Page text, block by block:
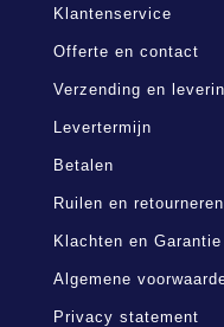
Klantenservice
Offerte en contact
Verzending en
Levertermijn
Betalen
Ruilen en retourneren
Klachten en Garantie
Algemene
Privacy statement